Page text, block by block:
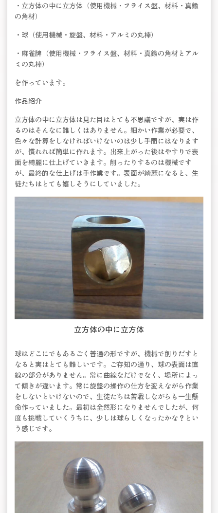
・立方体の中に立方体（使用機械・フライス盤、材料・真鍮
の角材）
・球（使用機械・旋盤、材料・アルミの丸棒）
・麻雀牌（使用機械・フライス盤、材料・真鍮の角材とアル
ミの丸棒）
を作っています。
作品紹介
立方体の中に立方体は見た目はとても不思議ですが、実は作
るのはそんなに難しくはありません。細かい作業が必要で、
色々な計算をしなければいけないのは少し手間にはなります
が、慣れれば簡単に作れます。出来上がった後はやすりで表
面を綺麗に仕上げていきます。削ったりするのは機械です
が、最終的な仕上げは手作業です。表面が綺麗になると、生
徒たちはとても嬉しそうにしていました。
立方体の中に立方体
球はどこにでもあるごく普通の形ですが、機械で削りだすと
なると実はとても難しいです。ご存知の通り、球の表面は直
線の部分がありません。常に曲線なだけでなく、場所によっ
て傾きが違います。常に旋盤の操作の仕方を変えながら作業
をしないといけないので、生徒たちは苦戦しながらも一生懸
命作っていました。最初は全然形になりませんでしたが、何
度も挑戦していくうちに、少しは球らしくなったかな？とい
う感じです。